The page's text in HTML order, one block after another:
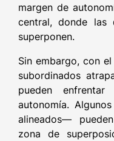
margen de
central, donde las
superponen.
Sin embargo, con
subordinados
pueden
autonomía.
alineados—
zona de